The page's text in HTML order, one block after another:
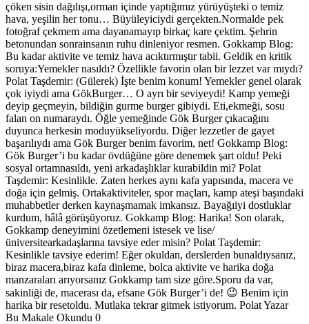
çöken sisin dağılışı,orman içinde yaptığımız yürüyüşteki o temiz
hava, yeşilin her tonu… Büyüleyiciydi gerçekten.Normalde pek
fotoğraf çekmem ama dayanamayıp birkaç kare çektim. Şehrin
betonundan sonrainsanın ruhu dinleniyor resmen. Gokkamp Blog:
Bu kadar aktivite ve temiz hava acıktırmıştır tabii. Geldik en kritik
soruya:Yemekler nasıldı? Özellikle favorin olan bir lezzet var mıydı?
Polat Taşdemir: (Gülerek) İşte benim konum! Yemekler genel olarak
çok iyiydi ama GökBurger… O ayrı bir seviyeydi! Kamp yemeği
deyip geçmeyin, bildiğin gurme burger gibiydi. Eti,ekmeği, sosu
falan on numaraydı. Öğle yemeğinde Gök Burger çıkacağını
duyunca herkesin moduyükseliyordu. Diğer lezzetler de gayet
başarılıydı ama Gök Burger benim favorim, net! Gokkamp Blog:
Gök Burger’i bu kadar övdüğüne göre denemek şart oldu! Peki
sosyal ortamnasıldı, yeni arkadaşlıklar kurabildin mi? Polat
Taşdemir: Kesinlikle. Zaten herkes aynı kafa yapısında, macera ve
doğa için gelmiş. Ortakaktiviteler, spor maçları, kamp ateşi başındaki
muhabbetler derken kaynaşmamak imkansız. Bayağıiyi dostluklar
kurdum, hâlâ görüşüyoruz. Gokkamp Blog: Harika! Son olarak,
Gokkamp deneyimini özetlemeni istesek ve lise/
üniversitearkadaşlarına tavsiye eder misin? Polat Taşdemir:
Kesinlikle tavsiye ederim! Eğer okuldan, derslerden bunaldıysanız,
biraz macera,biraz kafa dinleme, bolca aktivite ve harika doğa
manzaraları arıyorsanız Gokkamp tam size göre.Sporu da var,
sakinliği de, macerası da, efsane Gök Burger’i de! 😉 Benim için
harika bir resetoldu. Mutlaka tekrar gitmek istiyorum. Polat Yazar
Bu Makale Okundu 0